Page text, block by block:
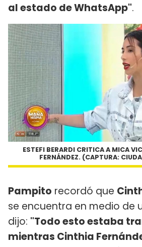
al estado de WhatsApp".
ESTEFI BERARDI CRITICA A MICA
FERNÁNDEZ. (CAPTURA:
Pampito recordó que
se encuentra en medio de
dijo: "Todo esto estaba
mientras Cinthia